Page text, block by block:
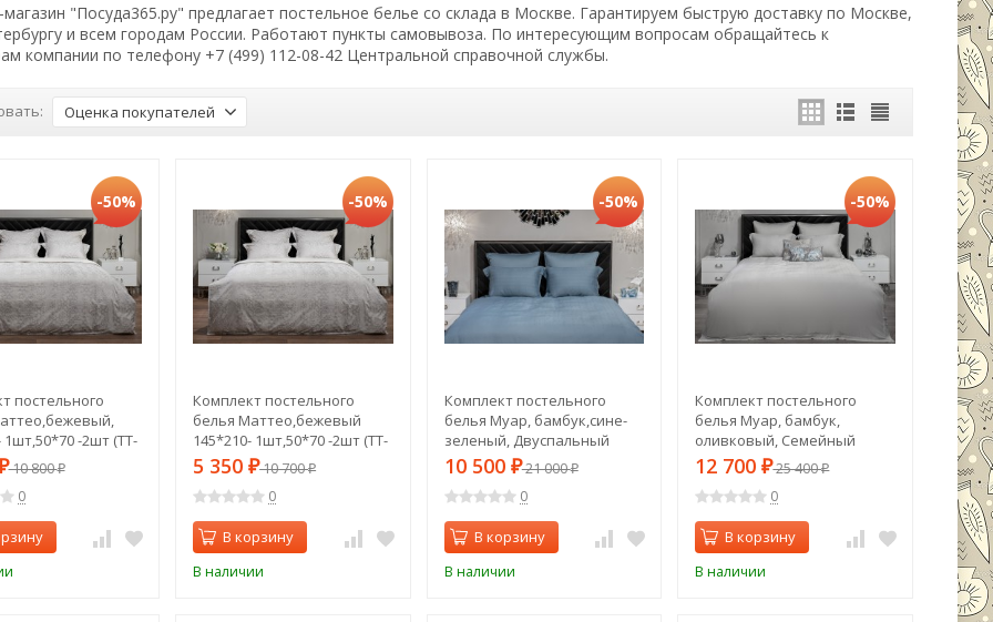
"Посуда365.ру" предлагает постельное белье со склада в Москве. Гарантируем быструю доставку по Москве,
и всем городам России. Работают пункты самовывоза. По интересующим вопросам обращайтесь к
компании по телефону +7 (499) 112-08-42 Центральной справочной службы.
Оценка покупателей
-50%
постельного
1шт,50*70 -2шт (TT-
10 800₽
0
-50%
Комплект постельного
белья Маттео,бежевый
145*210- 1шт,50*70 -2шт (TT-
00013965)
5 350₽10 700₽
0
В корзину
В наличии
-50%
Комплект постельного
белья Муар, бамбук,сине-
зеленый, Двуспальный
евро (200*220) (TT-00014569)
10 500 ₽21 000₽
0
В корзину
В наличии
-50%
Комплект постельного
белья Муар, бамбук,
оливковый, Семейный
(145*210-2шт) (TT-00014573)
12 700₽25 400₽
0
В корзину
В наличии